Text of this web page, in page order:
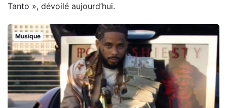
Tanto », dévoilé aujourd’hui.
Musique